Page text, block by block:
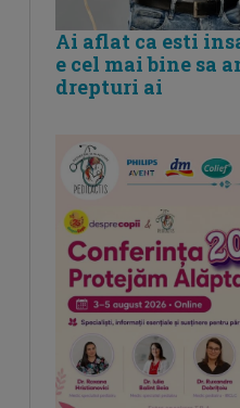
Ai aflat ca esti
e cel mai bine sa
drepturi ai